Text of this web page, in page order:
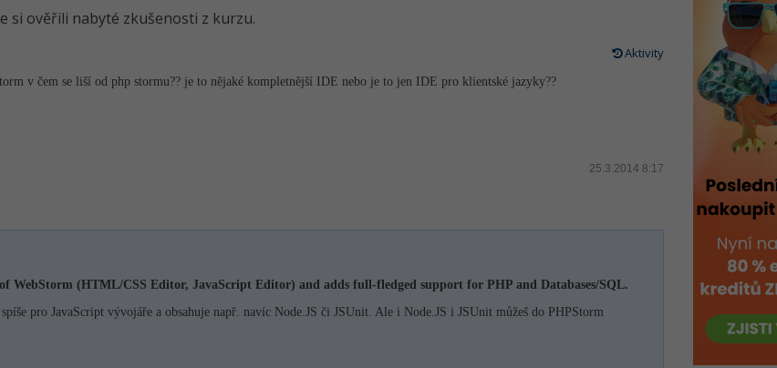
si ověřili nabyté zkušenosti z kurzu.
Aktivity
v čem se liší od php stormu?? je to nějaké kompletnější IDE nebo je to jen IDE pro klientské jazyky??
25.3.2014 8:17
WebStorm (HTML/CSS Editor, JavaScript Editor) and adds full-fledged support for PHP and Databases/SQL.
pro JavaScript vývojáře a obsahuje např. navíc Node.JS či JSUnit. Ale i Node.JS i JSUnit můžeš do PHPStorm